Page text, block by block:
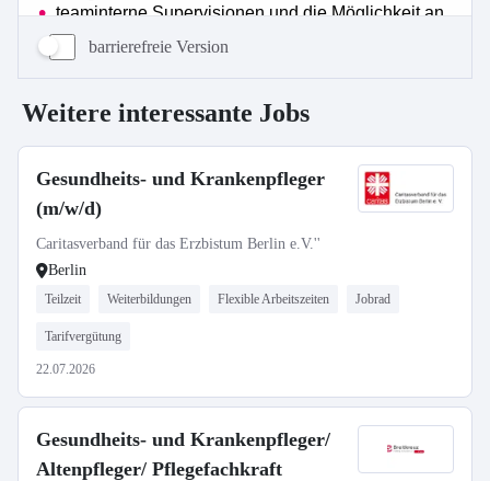
barrierefreie Version
Weitere interessante Jobs
Gesundheits- und Krankenpfleger
(m/w/d)
Caritasverband für das Erzbistum Berlin e.V.''
Berlin
Teilzeit Weiterbildungen Flexible Arbeitszeiten Jobrad
Tarifvergütung
22.07.2026
Gesundheits- und Krankenpfleger/
Altenpfleger/ Pflegefachkraft